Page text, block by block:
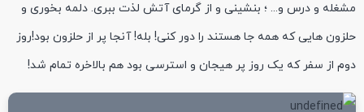
مشغله و درس و... ؛ بنشینی و از گرمای آتش لذت ببری. دلمه بخوری و
حلزون هایی که همه جا هستند را دور کنی! بله! آنجا پر از حلزون بود!روز
دوم از سفر که یک روز پر هیجان و استرسی بود هم بالاخره تمام شد!